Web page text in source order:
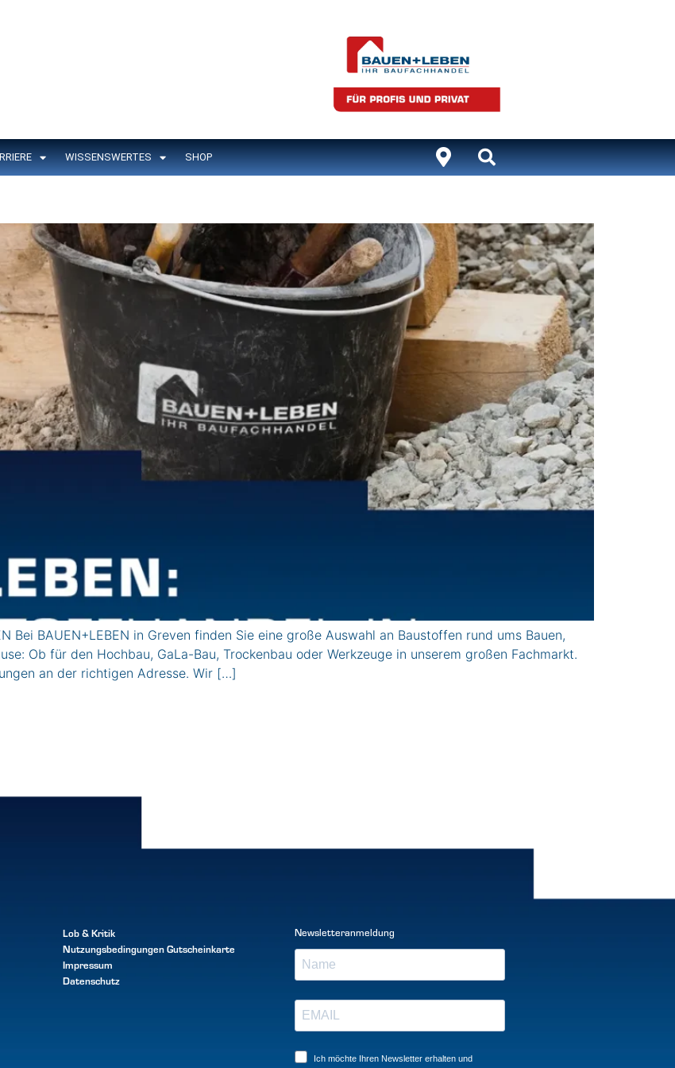
WISSENSWERTES SHOP
Bei BAUEN+LEBEN in Greven finden Sie eine große Auswahl an Baustoffen rund ums Bauen,
Ob für den Hochbau, GaLa-Bau, Trockenbau oder Werkzeuge in unserem großen Fachmarkt.
an der richtigen Adresse. Wir […]
Lob & Kritik
NutzungsbedingungenGutscheinkarte
Impressum
Datenschutz
Newsletteranmeldung
Ich möchte Ihren Newsletter erhalten und